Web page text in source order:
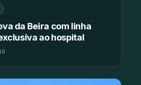
da Beira com linha
ao hospital